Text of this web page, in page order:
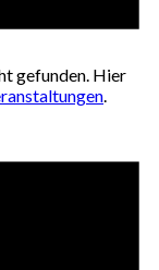
gefunden. Hier